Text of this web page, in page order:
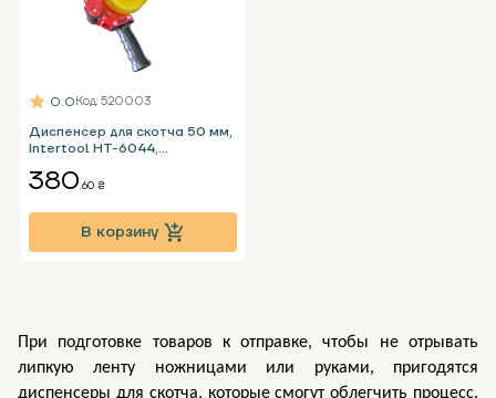
Диспенсер для скотча 50 мм,
Intertool НТ-6044,
разматыватель упаковочного
0.0Код: 520003
380.60 ₴
В корзину
При подготовке товаров к отправке, чтобы не отрывать
липкую ленту ножницами или руками, пригодятся
диспенсеры для скотча, которые смогут облегчить процесс.